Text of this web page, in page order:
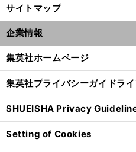
サイトマップ
企業情報
集英社ホームページ
集英社プライバシーガイドラ
SHUEISHA Privacy
Setting of Cookies